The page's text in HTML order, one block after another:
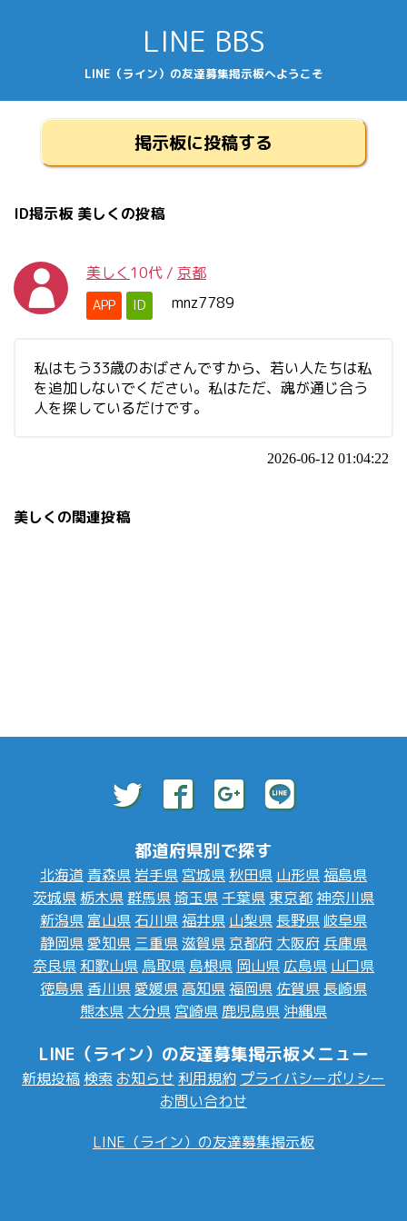
LINE BBS
LINE（ライン）の友達募集掲示板へようこそ
掲示板に投稿する
ID掲示板 美しくの投稿
美しく 10代 / 京都
APP ID mnz7789
私はもう33歳のおばさんですから、若い人たちは私
を追加しないでください。私はただ、魂が通じ合う
人を探しているだけです。
2026-06-12 01:04:22
美しくの関連投稿
都道府県別で探す
北海道 青森県 岩手県 宮城県 秋田県 山形県福島県
茨城県 栃木県群馬県埼玉県 千葉県 東京都神奈川県
新潟県 富山県 石川県福井県 山梨県 長野県 岐阜県
静岡県愛知県 三重県滋賀県 京都府 大阪府 兵庫県
奈良県 和歌山県 鳥取県 島根県 岡山県 広島県 山口県
徳島県 香川県愛媛県 高知県福岡県 佐賀県 長崎県
熊本県 大分県 宮崎県 鹿児島県 沖縄県
LINE（ライン）の友達募集掲示板メニュー
新規投稿 検索 お知らせ 利用規約 プライバシーポリシー
お問い合わせ
LINE（ライン）の友達募集掲示板